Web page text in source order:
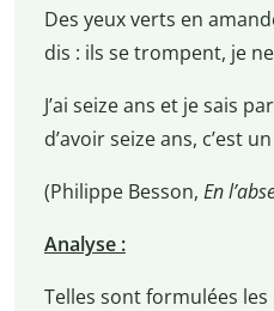
Des yeux verts en
dis : ils se trompent, je
J’ai seize ans et je sais
d’avoir seize ans, c’est
(Philippe Besson, En
Analyse :
Telles sont formulées